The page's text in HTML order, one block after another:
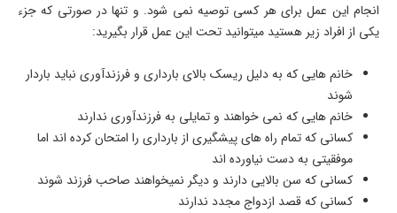
انجام این عمل برای هر کسی توصیه نمی شود. و تنها در صورتی که جزء
یکی از افراد زیر هستید میتوانید تحت این عمل قرار بگیرید:
خانم هایی که به دلیل ریسک بالای بارداری و فرزندآوری نباید باردار
شوند
خانم هایی که نمی خواهند و تمایلی به فرزندآوری ندارند
کسانی که تمام راه های پیشگیری از بارداری را امتحان کرده اند اما
موفقیتی به دست نیاورده اند
کسانی که سن بالایی دارند و دیگر نمیخواهند صاحب فرزند شوند
کسانی که قصد ازدواج مجدد ندارند